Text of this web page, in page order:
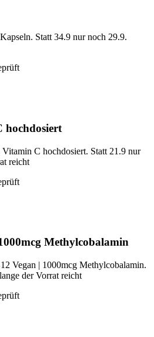
Statt 34.9 nur noch 29.9.
hochdosiert
C hochdosiert. Statt 21.9 nur
reicht
Methylcobalamin
Vegan | 1000mcg Methylcobalamin.
der Vorrat reicht